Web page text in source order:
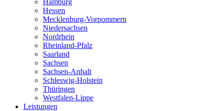
Hamburg
Hessen
Mecklenburg-Vorpommern
Niedersachsen
Nordrhein
Rheinland-Pfalz
Saarland
Sachsen
Sachsen-Anhalt
Schleswig-Holstein
Thüringen
Westfalen-Lippe
Leistungen